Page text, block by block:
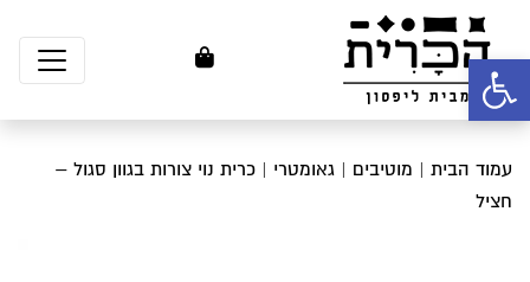
פתח סרגל נגישות
עמוד הבית | מוטיבים | גאומטרי | כרית נוי צורות בגוון סגול –
חציל